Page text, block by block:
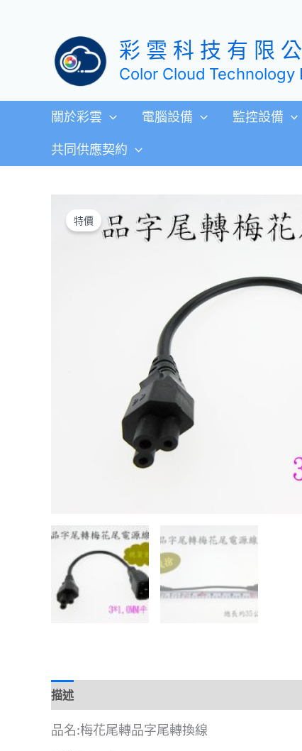
容
彩 雲 科 技 有 限
Color Cloud Technology
關於彩雲 電腦設備 監控設備
共同供應契約
特價
描述
品名:梅花尾轉品字尾轉換線